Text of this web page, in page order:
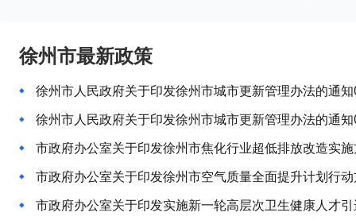
徐州市最新政策
徐州市人民政府关于印发徐州市城市更新管理办法的通
徐州市人民政府关于印发徐州市城市更新管理办法的通
市政府办公室关于印发徐州市焦化行业超低排放改造实
市政府办公室关于印发徐州市空气质量全面提升计划行
市政府办公室关于印发实施新一轮高层次卫生健康人才